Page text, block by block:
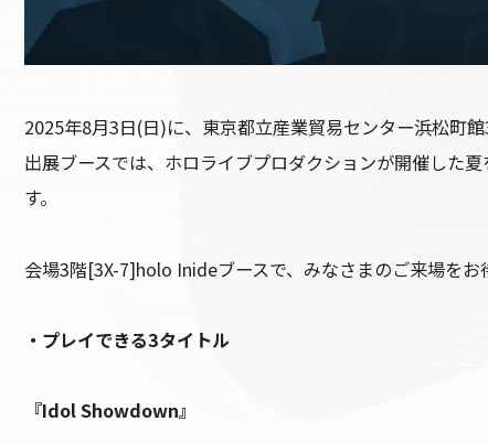
2025年8月3日(日)に、東京都立産業貿易センター浜松町
出展ブースでは、ホロライブプロダクションが開催した
す。
会場3階[3X-7]holo Inideブースで、みなさまのご来場をお
・プレイできる3タイトル
『Idol Showdown』